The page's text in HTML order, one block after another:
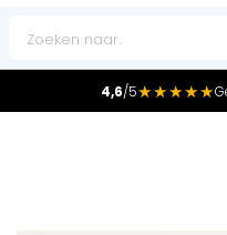
4,6/5★★★★★